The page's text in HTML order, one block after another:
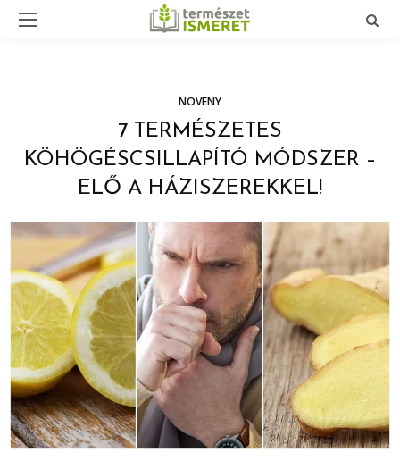
NÖVÉNY
7 TERMÉSZETES
KÖHÖGÉSCSILLAPÍTÓ MÓDSZER –
ELŐ A HÁZISZEREKKEL!